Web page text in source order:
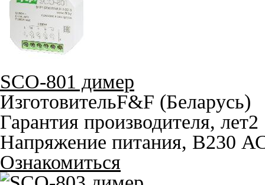
SCO-801 димер
ИзготовительF&F (Беларусь)
Гарантия производителя, лет2
Напряжение питания, В230
Ознакомиться